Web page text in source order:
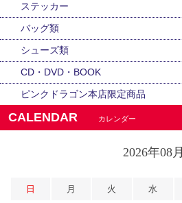
ステッカー
バッグ類
シューズ類
CD・DVD・BOOK
ピンクドラゴン本店限定商品
CALENDAR カレンダー
2026年08月
日 月 火 水